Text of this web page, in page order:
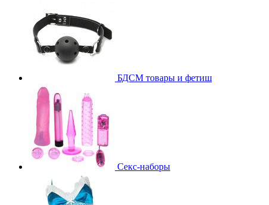
БДСМ товары и фетиш
Секс-наборы